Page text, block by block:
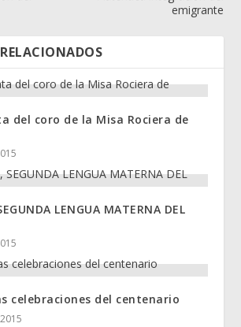
emigrante
del coro de la Misa Rociera de
LENGUA MATERNA DEL
celebraciones del centenario